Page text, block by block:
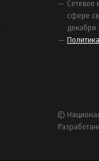
Сетевое
сфере
декабря
©